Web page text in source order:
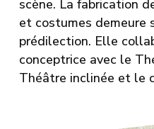
scène. La fabrication
et costumes demeure
prédilection. Elle
conceptrice avec le
Théâtre inclinée et le